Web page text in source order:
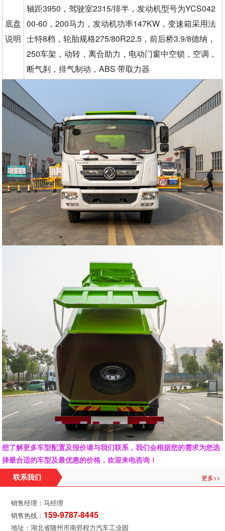
底盘
说明
轴距3950，驾驶室2315/排半，发动机型号为YCS042
00-60，200马力，发动机功率147KW，变速箱采用法
士特8档，轮胎规格275/80R22.5，前后桥3.9/8德纳，
250车架，动转，离合助力，电动门窗中空锁，空调，
断气刹，排气制动，ABS 带取力器
想了解更多车型配置及报价请与我们联系，我们会根据您的需求为您选
择最合适的车型及最优惠的价格，欢迎来电咨询！
联系我们 更多>>
销售经理：马经理
销售热线： 159-9787-8445
地址：湖北省随州市南郊程力汽车工业园